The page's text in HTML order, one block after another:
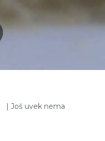
| Još uvek nema